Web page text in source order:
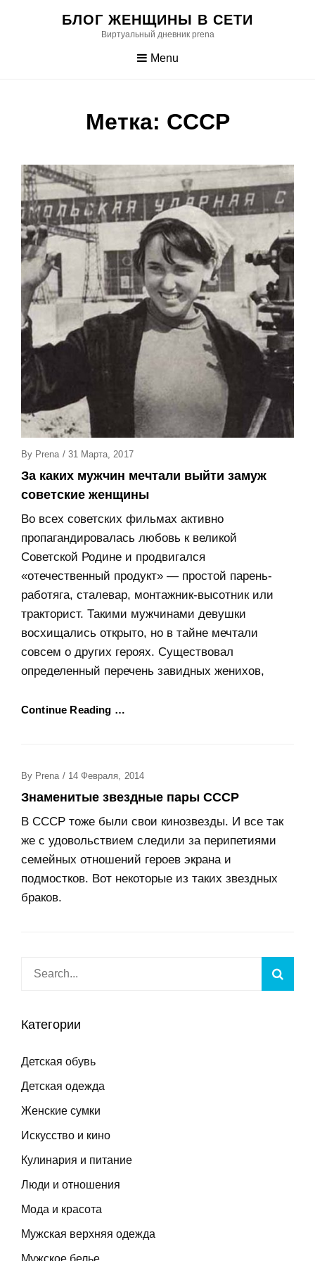
БЛОГ ЖЕНЩИНЫ В СЕТИ
Виртуальный дневник prena
Menu
Метка: СССР
By Prena/ Posted
31 Марта, 2017
За каких мужчин мечтали выйти замуж
советские женщины
Во всех советских фильмах активно
пропагандировалась любовь к великой
Советской Родине и продвигался
«отечественный продукт» — простой парень-
работяга, сталевар, монтажник-высотник или
тракторист. Такими мужчинами девушки
восхищались открыто, но в тайне мечтали
совсем о других героях. Существовал
определенный перечень завидных женихов,
Continue Reading …
By Prena/ Posted
14 Февраля, 2014
Знаменитые звездные пары СССР
В СССР тоже были свои кинозвезды. И все так
же с удовольствием следили за перипетиями
семейных отношений героев экрана и
подмостков. Вот некоторые из таких звездных
браков.
Категории
Детская обувь
Детская одежда
Женские сумки
Искусство и кино
Кулинария и питание
Люди и отношения
Мода и красота
Мужская верхняя одежда
Мужское белье